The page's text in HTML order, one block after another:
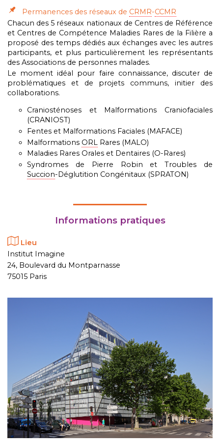
Permanences des réseaux de CRMR-CCMR
Chacun des 5 réseaux nationaux de Centres de Référence
et Centres de Compétence Maladies Rares de la Filière a
proposé des temps dédiés aux échanges avec les autres
participants, et plus particulièrement les représentants
des Associations de personnes malades.
Le moment idéal pour faire connaissance, discuter de
problématiques et de projets communs, initier des
collaborations.
Craniosténoses et Malformations Craniofaciales
(CRANIOST)
Fentes et Malformations Faciales (MAFACE)
Malformations ORL Rares (MALO)
Maladies Rares Orales et Dentaires (O-Rares)
Syndromes de Pierre Robin et Troubles de
Succion-Déglutition Congénitaux (SPRATON)
Informations pratiques
Lieu
Institut Imagine
24, Boulevard du Montparnasse
75015 Paris